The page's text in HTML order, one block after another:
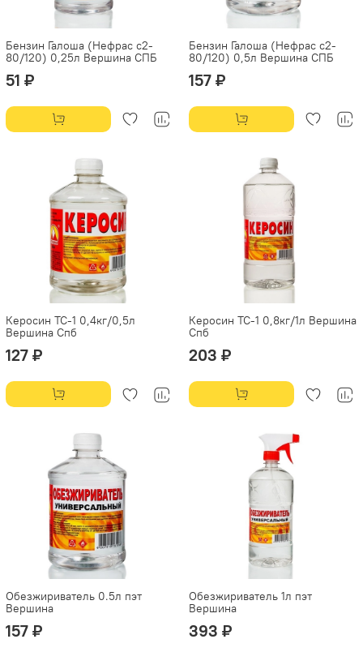
Бензин Галоша (Нефрас с2-
80/120) 0,25л Вершина СПБ
51 ₽
Бензин Галоша (Нефрас с2-
80/120) 0,5л Вершина СПБ
157 ₽
Керосин ТС-1 0,4кг/0,5л
Вершина Спб
127 ₽
Керосин ТС-1 0,8кг/1л Вершина
Спб
203 ₽
Обезжириватель 0.5л пэт
Вершина
157 ₽
Обезжириватель 1л пэт
Вершина
393 ₽